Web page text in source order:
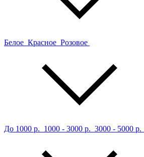
Белое Красное Розовое
До 1000 р. 1000 - 3000 р. 3000 - 5000 р.